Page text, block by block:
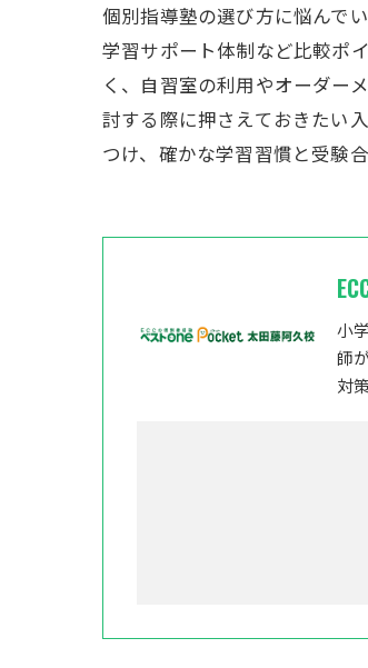
個別指導塾の選び方に悩んで
学習サポート体制など比較ポ
く、自習室の利用やオーダー
討する際に押さえておきたい
つけ、確かな学習習慣と受験
小
師
対